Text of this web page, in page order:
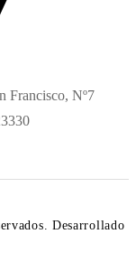
Francisco, Nº7
Desarrollado